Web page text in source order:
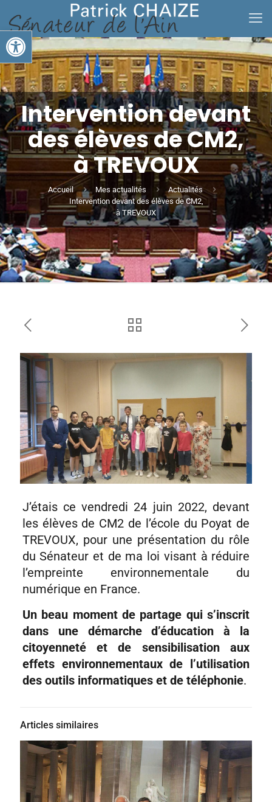
Ouvrir la barre d’outils
Intervention devant
des élèves de CM2,
à TREVOUX
Accueil Mes actualités
Actualités
Intervention devant des élèves de CM2,
à TREVOUX
J’étais ce vendredi 24 juin 2022, devant
les élèves de CM2 de l’école du Poyat de
TREVOUX, pour une présentation du rôle
du Sénateur et de ma loi visant à réduire
l’empreinte environnementale du
numérique en France.
Un beau moment de partage qui s’inscrit
dans une démarche d’éducation à la
citoyenneté et de sensibilisation aux
effets environnementaux de l’utilisation
des outils informatiques et de téléphonie.
Articles similaires